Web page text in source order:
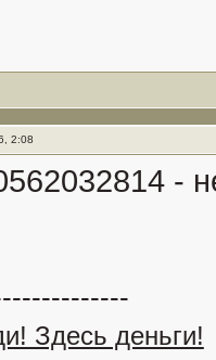
2:08
-
Здесь деньги!